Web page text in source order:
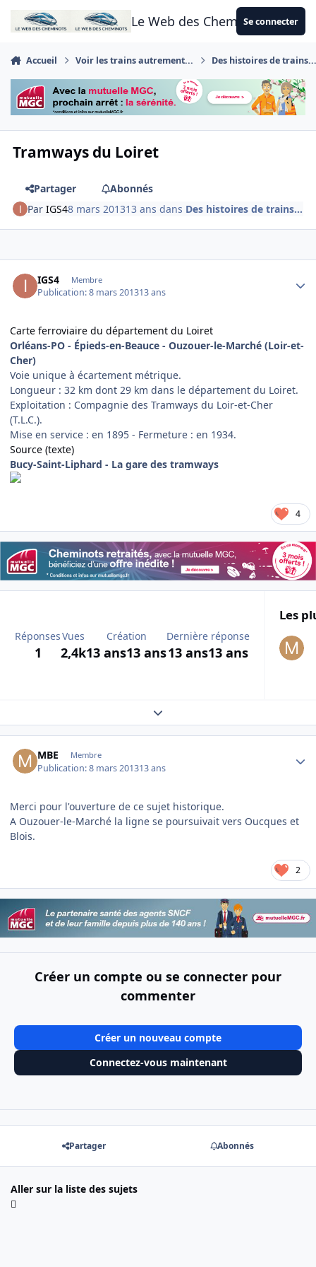
Aller au contenu
Le Web des CheminotsSe connecter
Accueil Voir les trains autrement... Des histoires de
Tramways du Loiret
Partager
Abonnés
ParIGS48 mars 201313 ans dans Des histoires de trains...
IGS4 Membre
Publication:8 mars 201313 ans
Carte ferroviaire du département du Loiret
Orléans-PO - Épieds-en-Beauce - Ouzouer-le-Marché (Loir-et-
Cher)
Voie unique à écartement métrique.
Longueur : 32 km dont 29 km dans le département du Loiret.
Exploitation : Compagnie des Tramways du Loir-et-Cher
(T.L.C.).
Mise en service : en 1895 - Fermeture : en 1934.
Source (texte)
Bucy-Saint-Liphard - La gare des tramways
4
Réponses
1
Vues
2,4k
Création
13 ans13 ans
Dernière réponse
13 ans13 ans
Les
Expand topic overview
MBE Membre
Publication:8 mars 201313 ans
Merci pour l'ouverture de ce sujet historique.
A Ouzouer-le-Marché la ligne se poursuivait vers Oucques et
Blois.
2
Créer un compte ou se connecter pour
commenter
Créer un nouveau compte
Connectez-vous maintenant
Partager Abonnés
Aller sur la liste des sujets